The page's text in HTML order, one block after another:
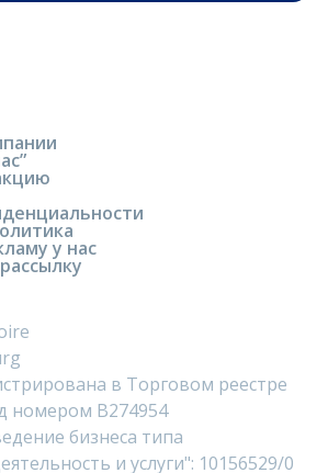
у нас
в Торговом реестре
номером B274954
бизнеса типа
и услуги": 10156529/0